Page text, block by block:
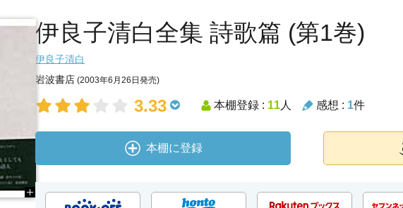
伊良子清白全集 詩歌篇 (第1巻)
伊良子清白
岩波書店 (2003年6月26日発売)
3.33 本棚登録 : 11人 感想 : 1件
本棚に登録